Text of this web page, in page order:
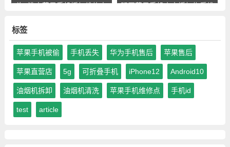
询_淮南苹果手机授权维修中
明区苹果手机官方授权售后维
标签
苹果手机被偷 手机丢失 华为手机售后 苹果售后
苹果直营店 5g 可折叠手机 iPhone12 Android10
油烟机拆卸 油烟机清洗 苹果手机维修点 手机id
test article